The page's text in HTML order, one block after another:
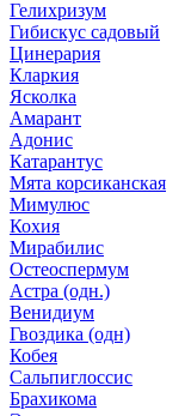
Гелихризум
Гибискус садовый
Цинерария
Кларкия
Ясколка
Амарант
Адонис
Катарантус
Мята корсиканская
Мимулюс
Кохия
Мирабилис
Остеоспермум
Астра (одн.)
Венидиум
Гвоздика (одн)
Кобея
Сальпиглоссис
Брахикома